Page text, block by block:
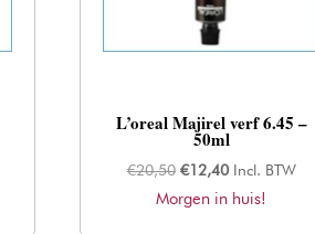
L’oreal Majirel verf 6.45 –
50ml
€20,50 Oorspronkelijke
prijs
€12,40Huidige
prijs
Incl. BTW
Morgen in huis!